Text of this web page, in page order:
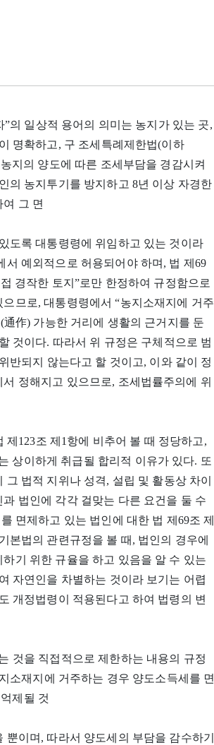
의 일상적 용어의 의미는 농지가 있는 곳,
명확하고, 구 조세특례제한법(이하
지의 양도에 따른 조세부담을 경감시켜
의 농지투기를 방지하고 8년 이상 자경한
그 면
도록 대통령령에 위임하고 있는 것이라
예외적으로 허용되어야 하며, 법 제69
경작한 토지”로만 한정하여 규정함으로
므로, 대통령령에서 “농지소재지에 거주
作) 가능한 거리에 생활의 근거지를 둔
것이다. 따라서 위 규정은 구체적으로 범
반되지 않는다고 할 것이고, 이와 같이 정
정해지고 있으므로, 조세법률주의에 위
123조 제1항에 비추어 볼 때 정당하고,
상이하게 취급될 합리적 이유가 있다. 또
법적 지위나 성격, 설립 및 활동상 차이
법인에 각각 걸맞는 다른 요건을 둘 수
면제하고 있는 법인에 대한 법 제69조 제
본법의 관련규정을 볼 때, 법인의 경우에
기 위한 규율을 하고 있음을 알 수 있는
자연인을 차별하는 것이라 보기는 어렵
개정법령이 적용된다고 하여 법령의 변
것을 직접적으로 제한하는 내용의 규정
소재지에 거주하는 경우 양도소득세를 면
제될 것
이며, 따라서 양도세의 부담을 감수하기